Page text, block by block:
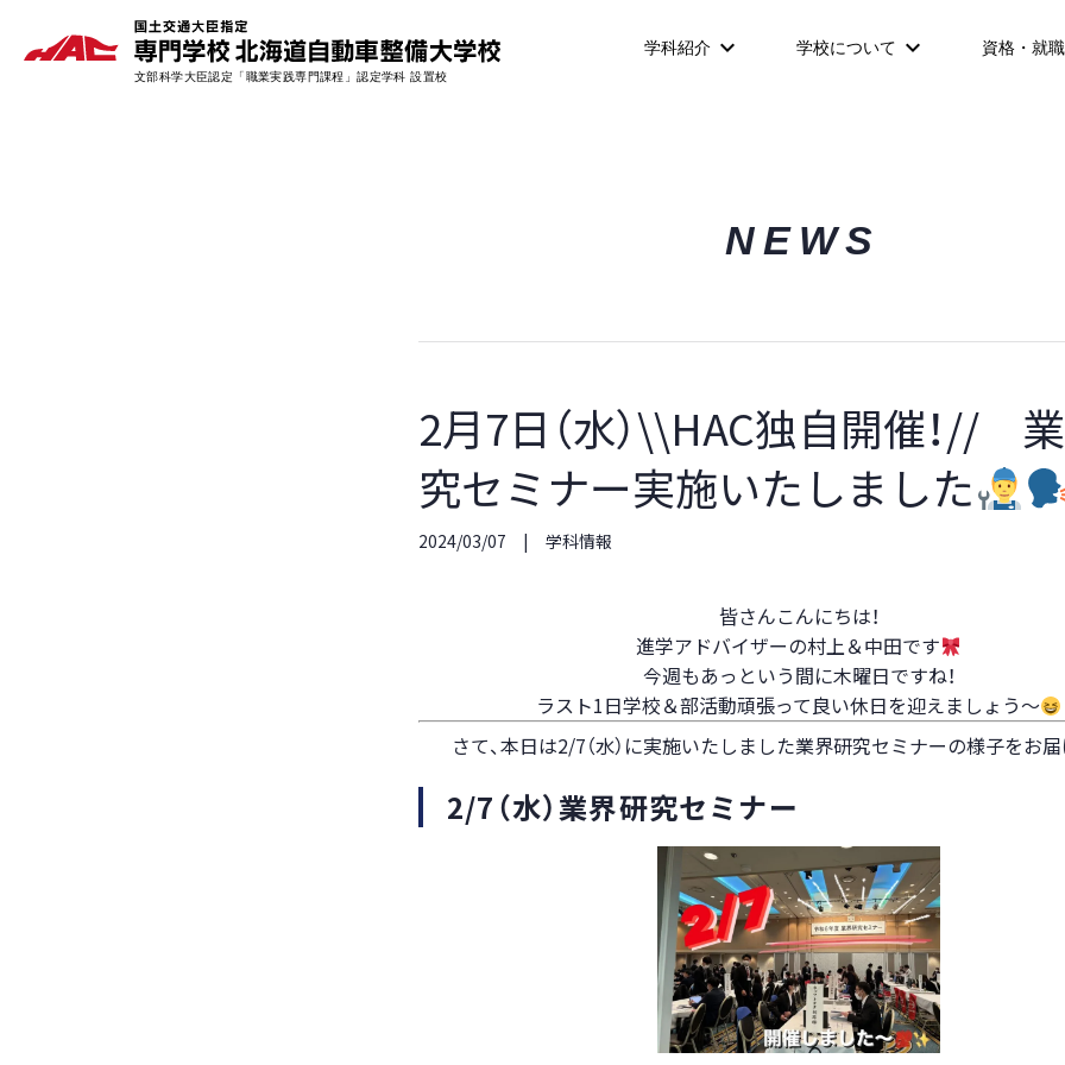
学科紹介 学校について 資格・就職
NEWS
2月7日（水）\\HAC独自開催！//
究セミナー実施いたしました
2024/03/07 学科情報
皆さんこんにちは！
進学アドバイザーの村上＆中田です
今週もあっという間に木曜日ですね！
ラスト1日学校＆部活動頑張って良い休日を迎えましょう～
さて、本日は2/7（水）に実施いたしました業界研究セミナーの様子をお届
2/7（水）業界研究セミナー